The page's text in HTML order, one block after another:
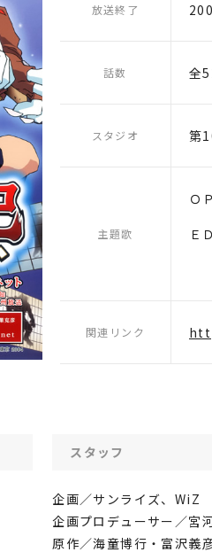
放送終了
話数 全
スタジオ 第
主題歌
Ｏ
Ｅ
関連リンク
スタッフ
企画／サンライズ、WiZ
企画プロデューサー／宮
原作／海童博行・富沢義